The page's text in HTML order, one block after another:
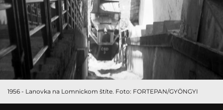
1956 - Lanovka na Lomnickom štíte. Foto: FORTEPAN/GYÖNGYI